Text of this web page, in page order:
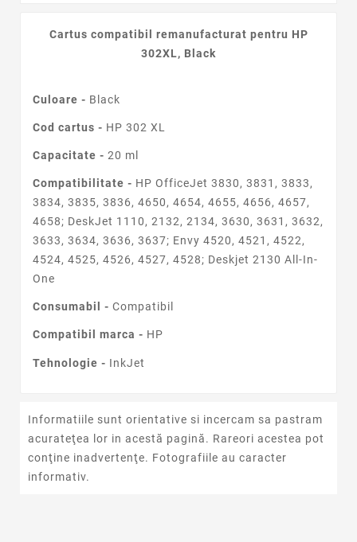
Cartus compatibil remanufacturat pentru HP
302XL, Black
Culoare - Black
Cod cartus - HP 302 XL
Capacitate - 20 ml
Compatibilitate - HP OfficeJet 3830, 3831, 3833,
3834, 3835, 3836, 4650, 4654, 4655, 4656, 4657,
4658; DeskJet 1110, 2132, 2134, 3630, 3631, 3632,
3633, 3634, 3636, 3637; Envy 4520, 4521, 4522,
4524, 4525, 4526, 4527, 4528; Deskjet 2130 All-In-
One
Consumabil - Compatibil
Compatibil marca - HP
Tehnologie - InkJet
Informatiile sunt orientative si incercam sa pastram
acurateţea lor in acestă pagină. Rareori acestea pot
conţine inadvertenţe. Fotografiile au caracter
informativ.